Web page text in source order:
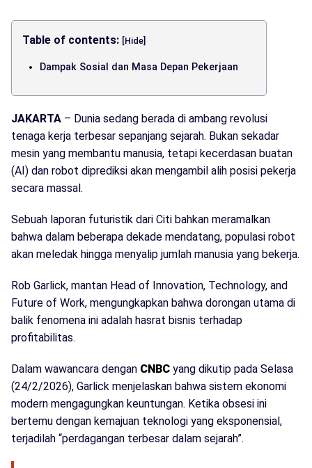
Table of contents: [Hide]
Dampak Sosial dan Masa Depan Pekerjaan
JAKARTA – Dunia sedang berada di ambang revolusi
tenaga kerja terbesar sepanjang sejarah. Bukan sekadar
mesin yang membantu manusia, tetapi kecerdasan buatan
(AI) dan robot diprediksi akan mengambil alih posisi pekerja
secara massal.
Sebuah laporan futuristik dari Citi bahkan meramalkan
bahwa dalam beberapa dekade mendatang, populasi robot
akan meledak hingga menyalip jumlah manusia yang bekerja.
Rob Garlick, mantan Head of Innovation, Technology, and
Future of Work, mengungkapkan bahwa dorongan utama di
balik fenomena ini adalah hasrat bisnis terhadap
profitabilitas.
Dalam wawancara dengan CNBC yang dikutip pada Selasa
(24/2/2026), Garlick menjelaskan bahwa sistem ekonomi
modern mengagungkan keuntungan. Ketika obsesi ini
bertemu dengan kemajuan teknologi yang eksponensial,
terjadilah “perdagangan terbesar dalam sejarah”.